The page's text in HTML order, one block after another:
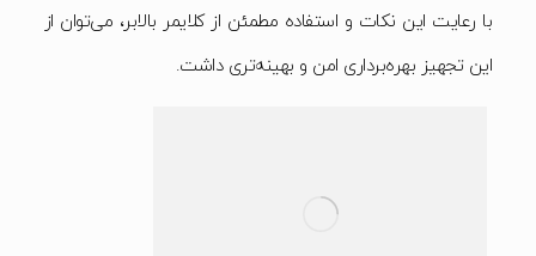
با رعایت این نکات و استفاده مطمئن از کلایمر بالابر، می‌توان از
این تجهیز بهره‌برداری امن و بهینه‌تری داشت.